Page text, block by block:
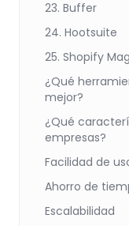
23. Buffer
24. Hootsuite
25. Shopify
¿Qué
mejor?
¿Qué
empresas?
Facilidad de
Ahorro de
Escalabilidad